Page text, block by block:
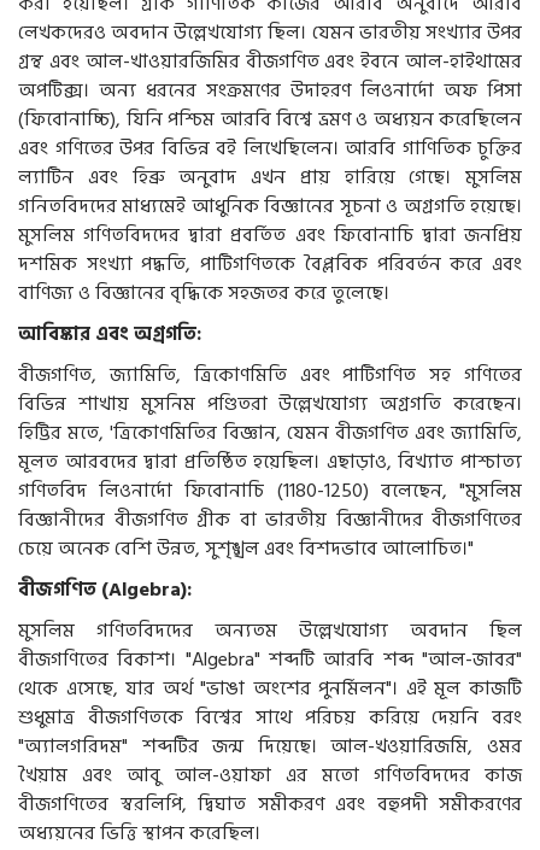
লেখকদেরও অবদান উল্লেখযোগ্য ছিল। যেমন ভারতীয় সংখ্যার উপর
গ্রন্থ এবং আল-খাওয়ারজিমির বীজগণিত এবং ইবনে আল-হাইথামের
অপটিক্স। অন্য ধরনের সংক্রমণের উদাহরণ লিওনার্দো অফ পিসা
(ফিবোনাচ্চি), যিনি পশ্চিম আরবি বিশ্বে ভ্রমণ ও অধ্যয়ন করেছিলেন
এবং গণিতের উপর বিভিন্ন বই লিখেছিলেন। আরবি গাণিতিক চুক্তির
ল্যাটিন এবং হিব্রু অনুবাদ এখন প্রায় হারিয়ে গেছে। মুসলিম
গনিতবিদদের মাধ্যমেই আধুনিক বিজ্ঞানের সূচনা ও অগ্রগতি হয়েছে।
মুসলিম গণিতবিদদের দ্বারা প্রবর্তিত এবং ফিবোনাচি দ্বারা জনপ্রিয়
দশমিক সংখ্যা পদ্ধতি, পাটিগণিতকে বৈপ্লবিক পরিবর্তন করে এবং
বাণিজ্য ও বিজ্ঞানের বৃদ্ধিকে সহজতর করে তুলেছে।
আবিষ্কার এবং অগ্রগতি:
বীজগণিত, জ্যামিতি, ত্রিকোণমিতি এবং পাটিগণিত সহ গণিতের
বিভিন্ন শাখায় মুসনিম পণ্ডিতরা উল্লেখযোগ্য অগ্রগতি করেছেন।
হিট্টির মতে, 'ত্রিকোণমিতির বিজ্ঞান, যেমন বীজগণিত এবং জ্যামিতি,
মূলত আরবদের দ্বারা প্রতিষ্ঠিত হয়েছিল। এছাড়াও, বিখ্যাত পাশ্চাত্য
গণিতবিদ লিওনার্দো ফিবোনাচি (1180-1250) বলেছেন, "মুসলিম
বিজ্ঞানীদের বীজগণিত গ্রীক বা ভারতীয় বিজ্ঞানীদের বীজগণিতের
চেয়ে অনেক বেশি উন্নত, সুশৃঙ্খল এবং বিশদভাবে আলোচিত।"
বীজগণিত (Algebra):
মুসলিম গণিতবিদদের অন্যতম উল্লেখযোগ্য অবদান ছিল
বীজগণিতের বিকাশ। "Algebra" শব্দটি আরবি শব্দ "আল-জাবর"
থেকে এসেছে, যার অর্থ "ভাঙা অংশের পুনর্মিলন"। এই মূল কাজটি
শুধুমাত্র বীজগণিতকে বিশ্বের সাথে পরিচয় করিয়ে দেয়নি বরং
"অ্যালগরিদম" শব্দটির জন্ম দিয়েছে। আল-খওয়ারিজমি, ওমর
খৈয়াম এবং আবু আল-ওয়াফা এর মতো গণিতবিদদের কাজ
বীজগণিতের স্বরলিপি, দ্বিঘাত সমীকরণ এবং বহুপদী সমীকরণের
অধ্যয়নের ভিত্তি স্থাপন করেছিল।